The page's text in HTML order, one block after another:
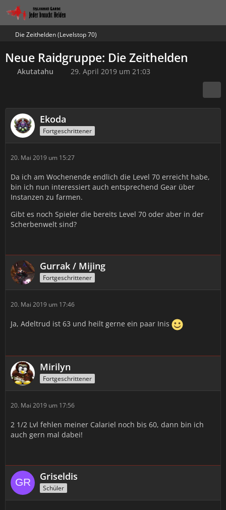
Die Zeithelden (Levelstop 70)
Neue Raidgruppe: Die Zeithelden
Akutatahu 29. April 2019 um 21:03
Ekoda
Fortgeschrittener
20. Mai 2019 um 15:27
Da ich am Wochenende endlich die Level 70 erreicht habe,
bin ich nun interessiert auch entsprechend Gear über
Instanzen zu farmen.
Gibt es noch Spieler die bereits Level 70 oder aber in der
Scherbenwelt sind?
Gurrak / Mijing
Fortgeschrittener
20. Mai 2019 um 17:46
Ja, Adeltrud ist 63 und heilt gerne ein paar Inis
Mirilyn
Fortgeschrittener
20. Mai 2019 um 17:56
2 1/2 Lvl fehlen meiner Calariel noch bis 60, dann bin ich
auch gern mal dabei!
Griseldis
Schüler